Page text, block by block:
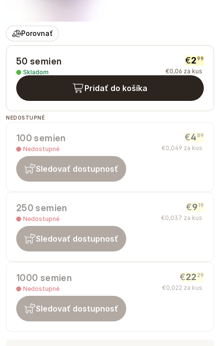
Porovnať
50 semien
Skladom
€299
€0,06 za kus
Pridať do košíka
NEDOSTUPNÉ
100 semien
Nedostupné
€4 89
€0,049 za kus
Sledovať dostupnosť
250 semien
Nedostupné
€919
€0,037 za kus
Sledovať dostupnosť
1000 semien
Nedostupné
€22 29
€0,022 za kus
Sledovať dostupnosť